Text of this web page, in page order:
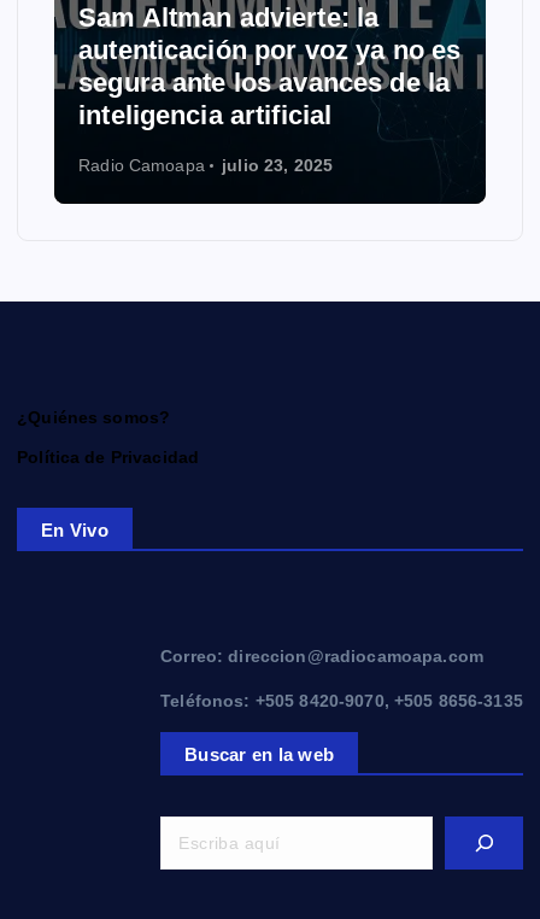
Sam Altman advierte: la
autenticación por voz ya no es
segura ante los avances de la
inteligencia artificial
Radio Camoapa julio 23, 2025
¿Quiénes somos?
Política de Privacidad
En Vivo
Correo: direccion@radiocamoapa.com
Teléfonos: +505 8420-9070, +505 8656-3135
Buscar en la web